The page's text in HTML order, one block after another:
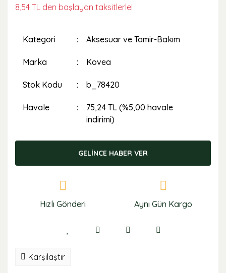
8,54 TL den başlayan taksitlerle!
Kategori Aksesuar ve Tamir-Bakım
Marka Kovea
Stok Kodu b_78420
Havale
75,24 TL (%5,00 havale
indirimi)
GELİNCE HABER VER
Hızlı Gönderi Aynı Gün Kargo
Karşılaştır